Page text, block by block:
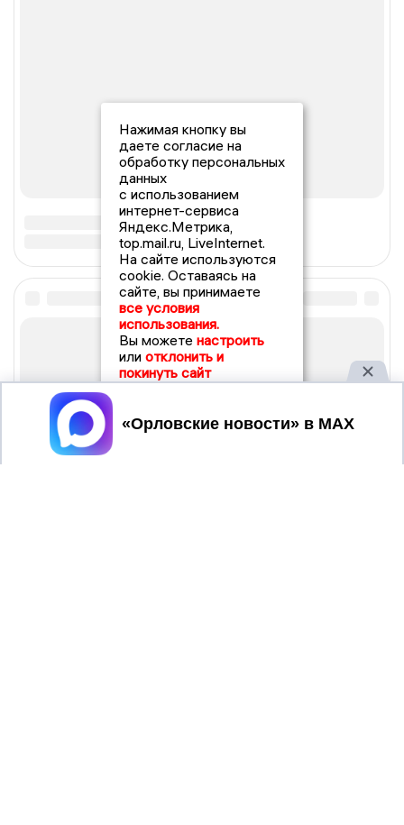
Нажимая кнопку вы
даете согласие на
обработку персональных
данных
с использованием
интернет-сервиса
Яндекс.Метрика,
top.mail.ru, LiveInternet.
На сайте используются
cookie. Оставаясь на
сайте, вы принимаете
все условия
использования.
Вы можете настроить
или отклонить и
покинуть сайт
Принять